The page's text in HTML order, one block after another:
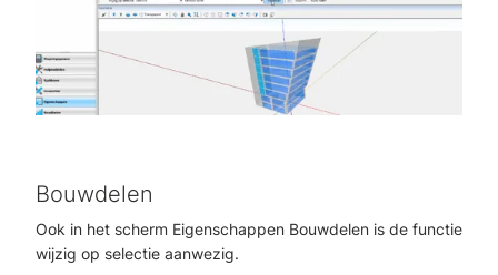
Bouwdelen
Ook in het scherm Eigenschappen Bouwdelen is de functie
wijzig op selectie aanwezig.